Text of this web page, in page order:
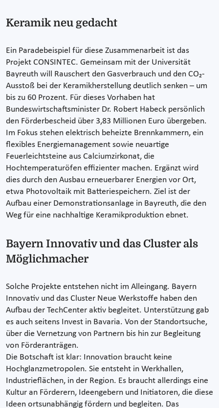
Keramik neu gedacht
Ein Paradebeispiel für diese Zusammenarbeit ist das
Projekt CONSINTEC. Gemeinsam mit der Universität
Bayreuth will Rauschert den Gasverbrauch und den CO₂-
Ausstoß bei der Keramikherstellung deutlich senken – um
bis zu 60 Prozent. Für dieses Vorhaben hat
Bundeswirtschaftsminister Dr. Robert Habeck persönlich
den Förderbescheid über 3,83 Millionen Euro übergeben.
Im Fokus stehen elektrisch beheizte Brennkammern, ein
flexibles Energiemanagement sowie neuartige
Feuerleichtsteine aus Calciumzirkonat, die
Hochtemperaturöfen effizienter machen. Ergänzt wird
dies durch den Ausbau erneuerbarer Energien vor Ort,
etwa Photovoltaik mit Batteriespeichern. Ziel ist der
Aufbau einer Demonstrationsanlage in Bayreuth, die den
Weg für eine nachhaltige Keramikproduktion ebnet.
Bayern Innovativ und das Cluster als
Möglichmacher
Solche Projekte entstehen nicht im Alleingang. Bayern
Innovativ und das Cluster Neue Werkstoffe haben den
Aufbau der TechCenter aktiv begleitet. Unterstützung gab
es auch seitens Invest in Bavaria. Von der Standortsuche,
über die Vernetzung von Partnern bis hin zur Begleitung
von Förderanträgen.
Die Botschaft ist klar: Innovation braucht keine
Hochglanzmetropolen. Sie entsteht in Werkhallen,
Industrieflächen, in der Region. Es braucht allerdings eine
Kultur an Förderern, Ideengebern und Initiatoren, die diese
Ideen ortsunabhängig fördern und begleiten. Das